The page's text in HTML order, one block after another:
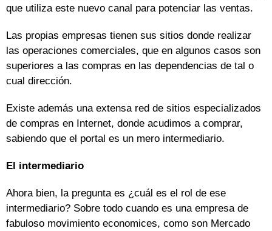
que utiliza este nuevo canal para potenciar las ventas.
Las propias empresas tienen sus sitios donde realizar
las operaciones comerciales, que en algunos casos son
superiores a las compras en las dependencias de tal o
cual dirección.
Existe además una extensa red de sitios especializados
de compras en Internet, donde acudimos a comprar,
sabiendo que el portal es un mero intermediario.
El intermediario
Ahora bien, la pregunta es ¿cuál es el rol de ese
intermediario? Sobre todo cuando es una empresa de
fabuloso movimiento economices, como son Mercado